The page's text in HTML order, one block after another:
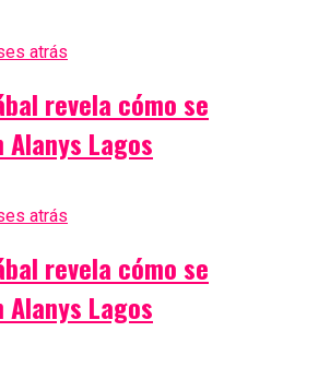
atrás
revela cómo se
Lagos
atrás
revela cómo se
Lagos